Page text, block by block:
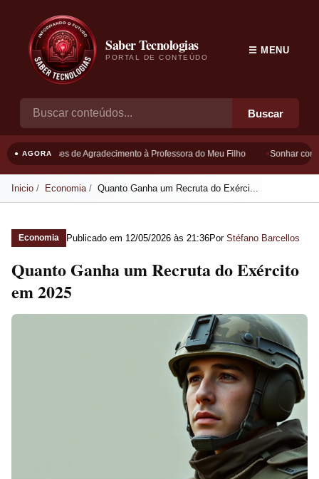
Saber Tecnologias
PORTAL DE CONTEÚDO
Buscar
☰ MENU
● AGORAFrases de Agradecimento à Professora do Meu Filho Sonhar com
Inicio Economia Quanto Ganha um Recruta do Exérci...
Economia Publicado em 12/05/2026 às 21:36Por Stéfano Barcellos
Quanto Ganha um Recruta do Exército
em 2025